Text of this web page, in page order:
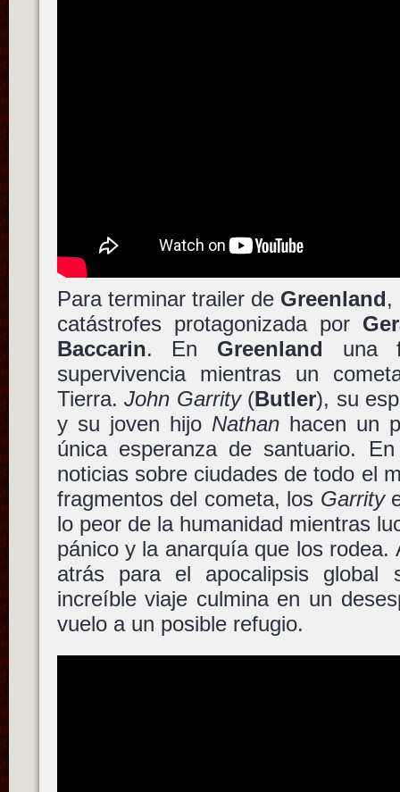
Para terminar trailer de Greenland,
catástrofes protagonizada por
Baccarin. En Greenland una
supervivencia mientras un
Tierra.John Garrity(Butler), su
y su joven hijo Nathanhacen un
única esperanza de santuario.
noticias sobre ciudades de todo el
fragmentos del cometa, los Garrity
lo peor de la humanidad mientras
pánico y la anarquía que los rodea.
atrás para el apocalipsis
increíble viaje culmina en un
vuelo a un posible refugio.